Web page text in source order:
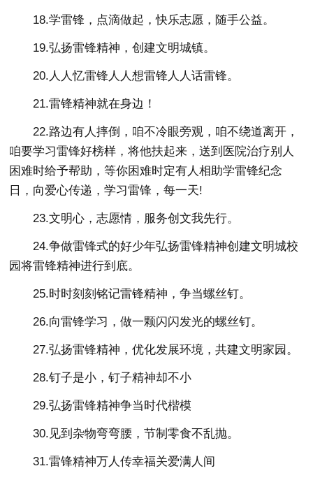
18.学雷锋，点滴做起，快乐志愿，随手公益。
19.弘扬雷锋精神，创建文明城镇。
20.人人忆雷锋人人想雷锋人人话雷锋。
21.雷锋精神就在身边！
22.路边有人摔倒，咱不冷眼旁观，咱不绕道离开，
咱要学习雷锋好榜样，将他扶起来，送到医院治疗别人
困难时给予帮助，等你困难时定有人相助学雷锋纪念
日，向爱心传递，学习雷锋，每一天!
23.文明心，志愿情，服务创文我先行。
24.争做雷锋式的好少年弘扬雷锋精神创建文明城校
园将雷锋精神进行到底。
25.时时刻刻铭记雷锋精神，争当螺丝钉。
26.向雷锋学习，做一颗闪闪发光的螺丝钉。
27.弘扬雷锋精神，优化发展环境，共建文明家园。
28.钉子是小，钉子精神却不小
29.弘扬雷锋精神争当时代楷模
30.见到杂物弯弯腰，节制零食不乱抛。
31.雷锋精神万人传幸福关爱满人间